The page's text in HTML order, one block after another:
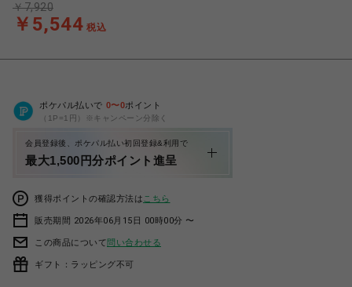
￥5,544 税込
￥7,920
ポケパル払いで 0〜0ポイント
（1P=1円）※キャンペーン分除く
会員登録後、ポケパル払い初回登録&利用で
最大1,500円分ポイント進呈
獲得ポイントの確認方法は こちら
販売期間 2026年06月15日 00時00分 〜
この商品について問い合わせる
ギフト：ラッピング不可